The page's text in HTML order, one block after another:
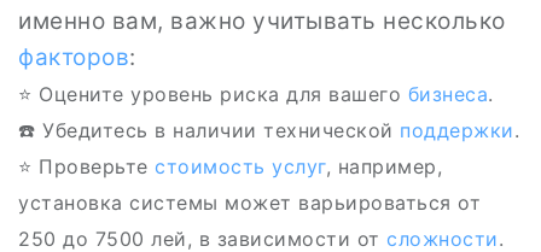
именно вам, важно учитывать несколько
факторов:
⭐ Оцените уровень риска для вашего бизнеса.
☎️ Убедитесь в наличии технической поддержки.
⭐ Проверьте стоимость услуг, например,
установка системы может варьироваться от
250 до 7500 лей, в зависимости от сложности.